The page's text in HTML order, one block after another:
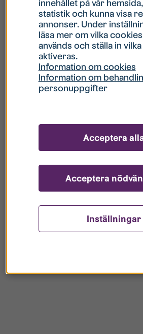
Hur gör jag om mitt konto
Hur gör jag när jag glömt
Vad innebär Gästkonto/
innehållet på vår
statistik och kunna visa
annonser. Under
läsa mer om vilka
används och ställa in
aktiveras.
Information om cookies
Information om
personuppgifter
Inställningar
Acceptera
Acceptera